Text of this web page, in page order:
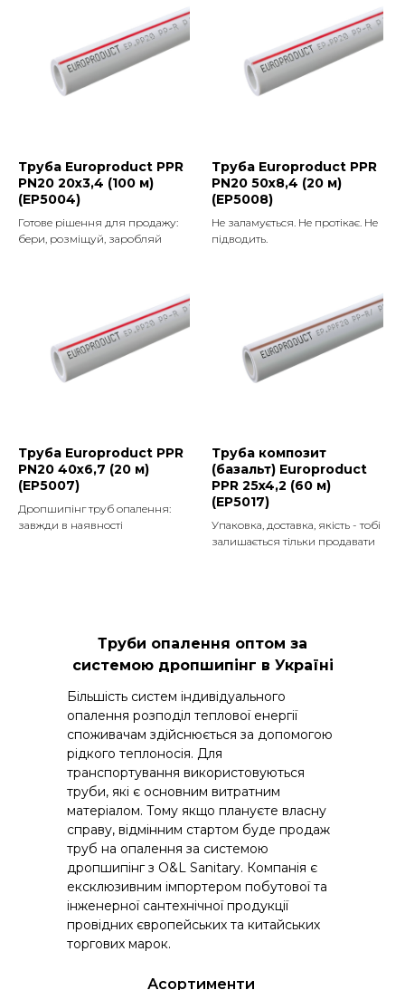
Труба Europroduct PPR
PN20 20x3,4 (100 м)
(EP5004)
Готове рішення для продажу:
бери, розміщуй, заробляй
Труба Europroduct PPR
PN20 50x8,4 (20 м)
(EP5008)
Не заламується. Не протікає. Не
підводить.
Труба Europroduct PPR
PN20 40x6,7 (20 м)
(EP5007)
Дропшипінг труб опалення:
завжди в наявності
Труба композит
(базальт) Europroduct
PPR 25x4,2 (60 м)
(EP5017)
Упаковка, доставка, якість - тобі
залишається тільки продавати
Труби опалення оптом за
системою дропшипінг в Україні
Більшість систем індивідуального
опалення розподіл теплової енергії
споживачам здійснюється за допомогою
рідкого теплоносія. Для
транспортування використовуються
труби, які є основним витратним
матеріалом. Тому якщо плануєте власну
справу, відмінним стартом буде продаж
труб на опалення за системою
дропшипінг з O&L Sanitary. Компанія є
ексклюзивним імпортером побутової та
інженерної сантехнічної продукції
провідних європейських та китайських
торгових марок.
Асортименти